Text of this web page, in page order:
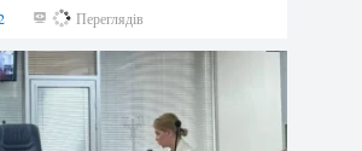
200 Переглядів